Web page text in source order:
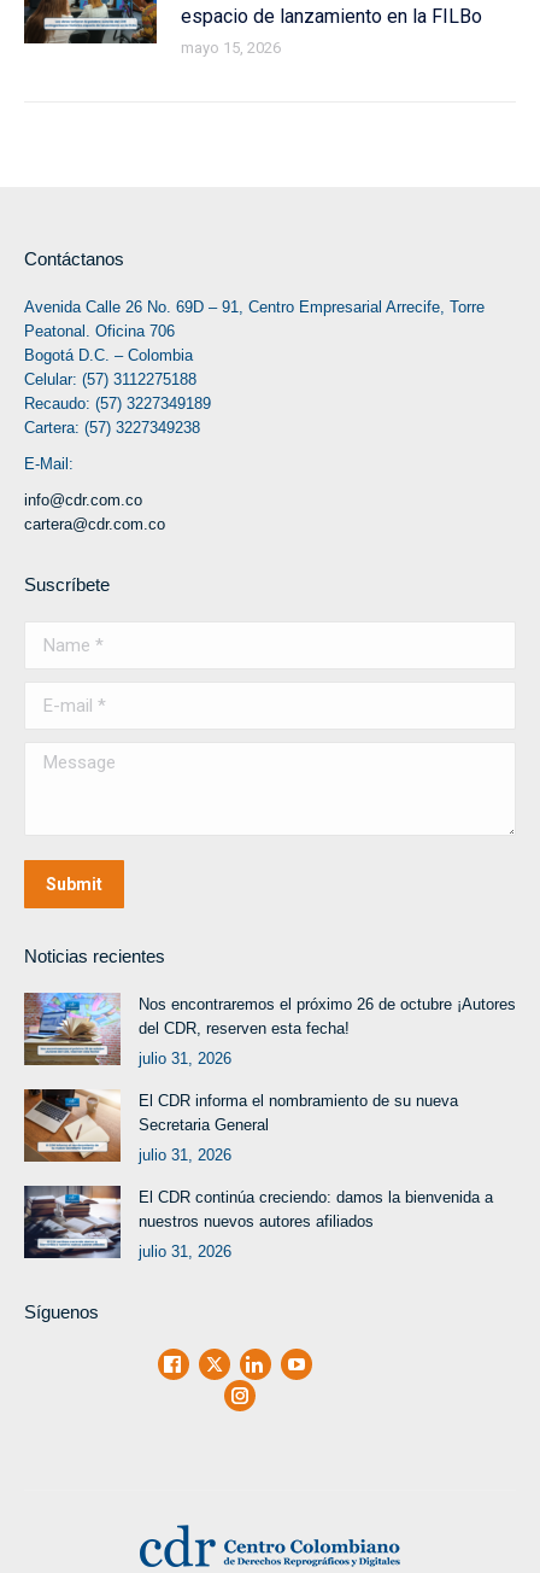
espacio de lanzamiento en la FILBo
mayo 15, 2026
Contáctanos
Avenida Calle 26 No. 69D – 91, Centro Empresarial Arrecife, Torre
Peatonal. Oficina 706
Bogotá D.C. – Colombia
Celular: (57) 3112275188
Recaudo: (57) 3227349189
Cartera: (57) 3227349238
E-Mail:
info@cdr.com.co
cartera@cdr.com.co
Suscríbete
Message
Submit
Noticias recientes
Nos encontraremos el próximo 26 de octubre ¡Autores
del CDR, reserven esta fecha!
julio 31, 2026
El CDR informa el nombramiento de su nueva
Secretaria General
julio 31, 2026
El CDR continúa creciendo: damos la bienvenida a
nuestros nuevos autores afiliados
julio 31, 2026
Síguenos
Facebook
X LinkedInYoutube
Instagram